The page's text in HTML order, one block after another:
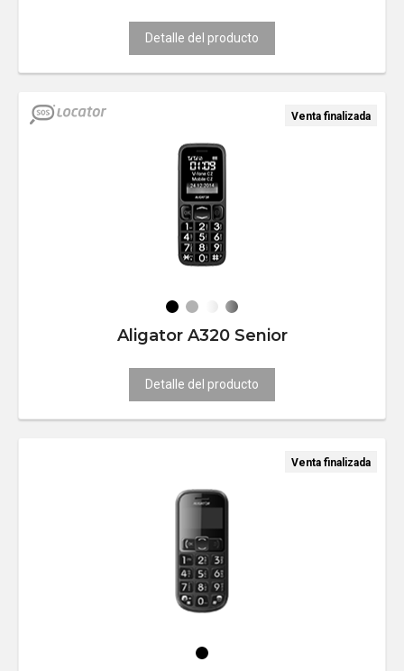
Detalle del producto
Venta finalizada
Aligator A320 Senior
Detalle del producto
Venta finalizada